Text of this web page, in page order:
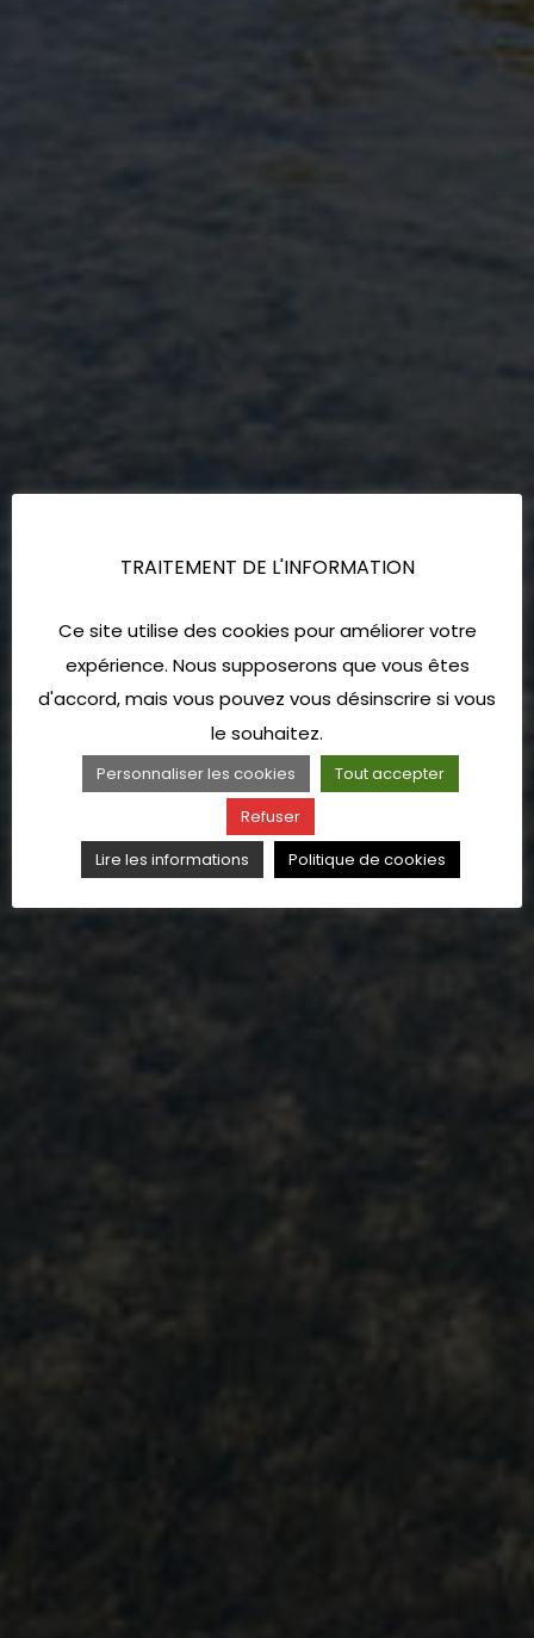
TRAITEMENT DE L'INFORMATION
Ce site utilise des cookies pour améliorer votre
expérience. Nous supposerons que vous êtes
d'accord, mais vous pouvez vous désinscrire si vous
le souhaitez.
Personnaliser les cookies
Tout accepter
Refuser
Lire les informations
Politique de cookies